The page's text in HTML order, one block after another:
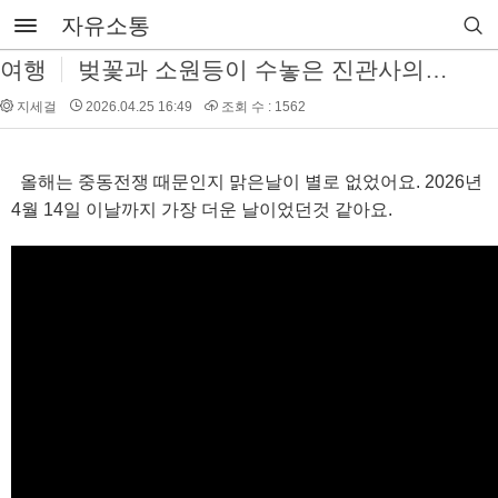
자유소통
여행 벚꽃과 소원등이 수놓은 진관사의 봄날 산책
지세걸 2026.04.25 16:49 조회 수 : 1562
올해는 중동전쟁 때문인지 맑은날이 별로 없었어요. 2026년
4월 14일 이날까지 가장 더운 날이었던것 같아요.